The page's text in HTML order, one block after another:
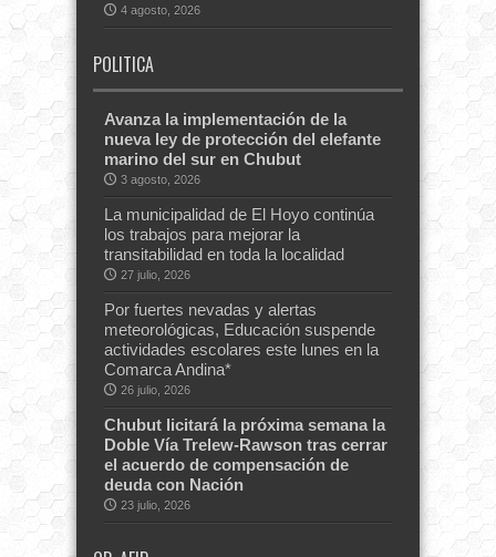
4 agosto, 2026
POLITICA
Avanza la implementación de la
nueva ley de protección del elefante
marino del sur en Chubut
3 agosto, 2026
La municipalidad de El Hoyo continúa
los trabajos para mejorar la
transitabilidad en toda la localidad
27 julio, 2026
Por fuertes nevadas y alertas
meteorológicas, Educación suspende
actividades escolares este lunes en la
Comarca Andina*
26 julio, 2026
Chubut licitará la próxima semana la
Doble Vía Trelew-Rawson tras cerrar
el acuerdo de compensación de
deuda con Nación
23 julio, 2026